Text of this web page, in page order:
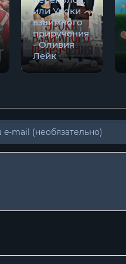
или Уроки
взаимного
приручения
- Оливия
Лейк